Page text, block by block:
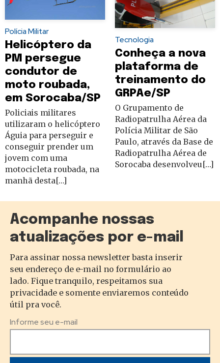
Polícia Militar
Helicóptero da
PM persegue
condutor de
moto roubada,
em Sorocaba/SP
Policiais militares
utilizaram o helicóptero
Águia para perseguir e
conseguir prender um
jovem com uma
motocicleta roubada, na
manhã desta[…]
Tecnologia
Conheça a nova
plataforma de
treinamento do
GRPAe/SP
O Grupamento de
Radiopatrulha Aérea da
Polícia Militar de São
Paulo, através da Base de
Radiopatrulha Aérea de
Sorocaba desenvolveu[…]
Acompanhe nossas
atualizações por e-mail
Para assinar nossa newsletter basta inserir
seu endereço de e-mail no formulário ao
lado. Fique tranquilo, respeitamos sua
privacidade e somente enviaremos conteúdo
útil pra você.
Informe seu e-mail